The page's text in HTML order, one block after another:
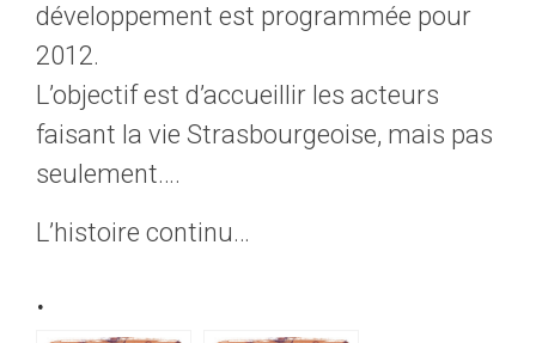
développement est programmée pour
2012.
L’objectif est d’accueillir les acteurs
faisant la vie Strasbourgeoise, mais pas
seulement….
L’histoire continu…
.